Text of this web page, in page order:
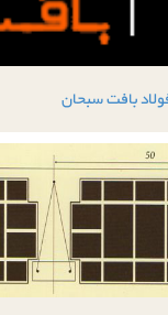
بافت سبحان